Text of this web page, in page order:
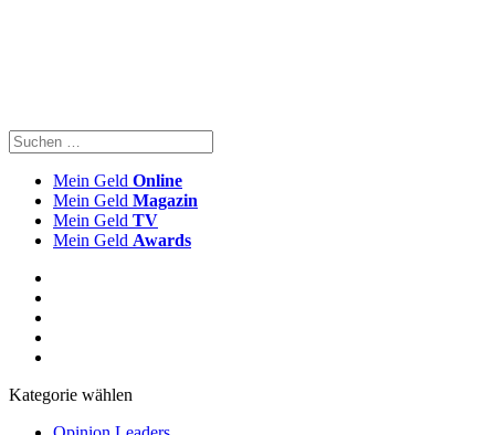
Mein Geld Online
Mein Geld Magazin
Mein Geld TV
Mein Geld Awards
Kategorie wählen